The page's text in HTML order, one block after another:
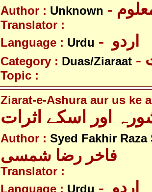
Author : Unknown
Translator :
Language : Urdu
Category : Duas/Ziaraat
Topic :
Ziarat-e-Ashura aur us ke
Author : Syed Fakhir Raza
فاخر رضا شمسی
Translator :
Language : Urdu